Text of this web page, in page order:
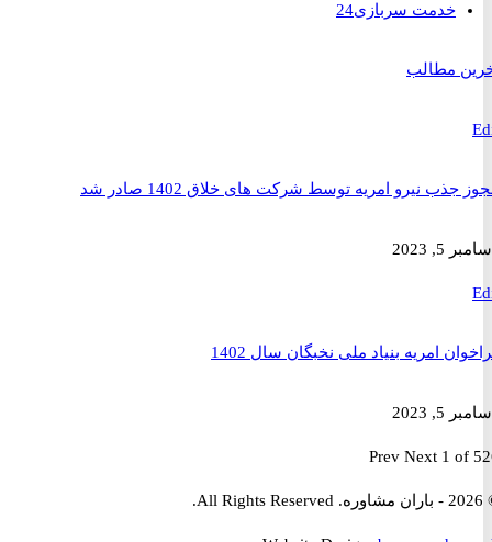
خدمت سربازی 24
مطالب
نیرو امریه توسط شرکت های خلاق 1402 صادر شد
امریه بنیاد ملی نخبگان سال 1402
PrevNext 1